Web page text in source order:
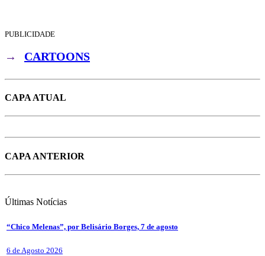
PUBLICIDADE
→ CARTOONS
CAPA ATUAL
CAPA ANTERIOR
Últimas Notícias
“Chico Melenas”, por Belisário Borges, 7 de agosto
6 de Agosto 2026